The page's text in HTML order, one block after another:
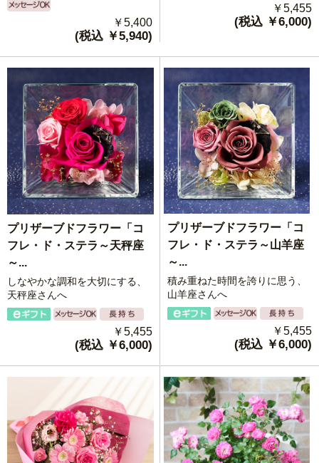
￥5,400
(税込 ￥5,940)
￥5,455
(税込 ￥6,000)
プリザーブドフラワー「コ
フレ・ド・ステラ～天秤座
～...
しなやかな調和を大切にする、
天秤座さんへ
￥5,455
(税込 ￥6,000)
プリザーブドフラワー「コ
フレ・ド・ステラ～山羊座
～...
積み重ねた時間を誇りに思う、
山羊座さんへ
￥5,455
(税込 ￥6,000)